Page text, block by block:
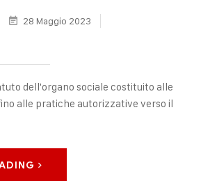
28 Maggio 2023
dell'organo sociale costituito alle
alle pratiche autorizzative verso il